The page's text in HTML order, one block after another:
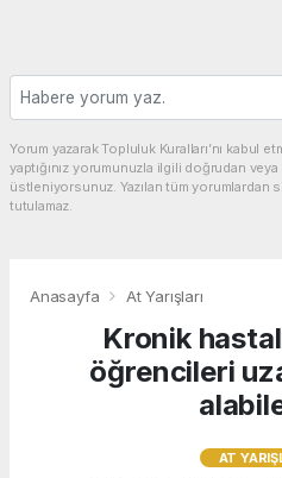
Yorum yazarak Topluluk Kuralları’nı
yaptığınız yorumunuzla ilgili doğrudan
üstleniyorsunuz. Yazılan tüm
tutulamaz.
Anasayfa At Yarışları
Kronik
öğrencileri
AT